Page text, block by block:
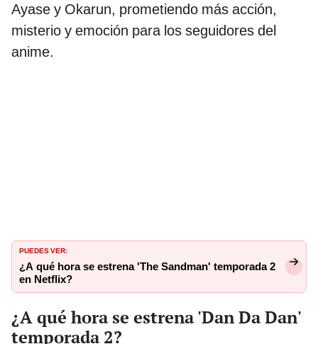
Ayase y Okarun, prometiendo más acción,
misterio y emoción para los seguidores del
anime.
PUEDES VER:
¿A qué hora se estrena 'The Sandman' temporada 2
en Netflix?
¿A qué hora se estrena 'Dan Da Dan'
temporada 2?